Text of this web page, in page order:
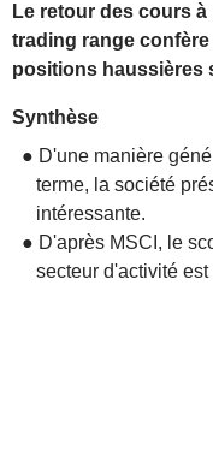
Le retour des cours
trading range
positions haussières
Synthèse
● D'une manière
terme, la société
intéressante.
● D'après MSCI, le
secteur d'activité est